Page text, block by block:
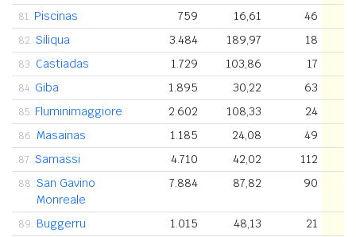
81. Piscinas 759 16,61 46
82. Siliqua 3.484 189,97 18
83. Castiadas 1.729 103,86 17
84. Giba 1.895 30,22 63
85. Fluminimaggiore 2.602 108,33 24
86. Masainas 1.185 24,08 49
87. Samassi 4.710 42,02 112
88. San Gavino
Monreale
7.884 87,82 90
89. Buggerru 1.015 48,13 21